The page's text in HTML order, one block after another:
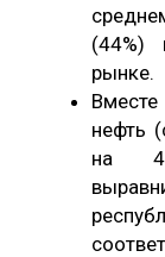
(44%)
рынке.
нефть
на